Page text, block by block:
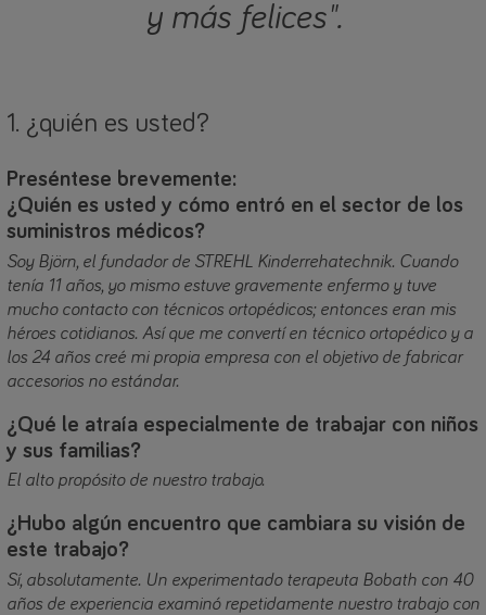
y más felices".
1. ¿quién es usted?
Preséntese brevemente:
¿Quién es usted y cómo entró en el sector de los
suministros médicos?
Soy Björn, el fundador de STREHL Kinderrehatechnik. Cuando
tenía 11 años, yo mismo estuve gravemente enfermo y tuve
mucho contacto con técnicos ortopédicos; entonces eran mis
héroes cotidianos. Así que me convertí en técnico ortopédico y a
los 24 años creé mi propia empresa con el objetivo de fabricar
accesorios no estándar.
¿Qué le atraía especialmente de trabajar con niños
y sus familias?
El alto propósito de nuestro trabajo.
¿Hubo algún encuentro que cambiara su visión de
este trabajo?
Sí, absolutamente. Un experimentado terapeuta Bobath con 40
años de experiencia examinó repetidamente nuestro trabajo con